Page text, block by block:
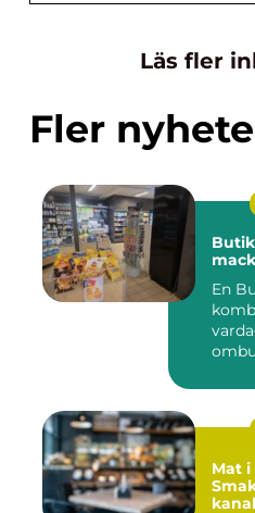
Läs fler
Fler
Butik särna
En
Mat